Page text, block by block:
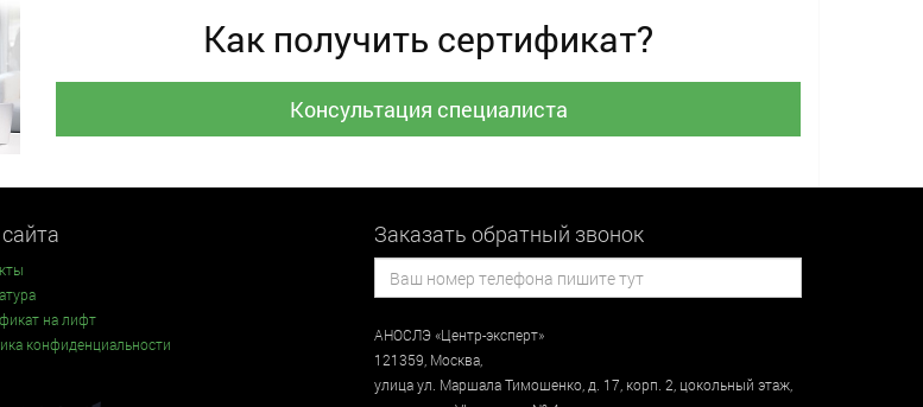
Как получить сертификат?
Консультация специалиста
на лифт
конфиденциальности
Заказать обратный звонок
АНОСЛЭ «Центр-эксперт»
121359, Москва,
улицаул. Маршала Тимошенко, д. 17, корп. 2, цокольный этаж,